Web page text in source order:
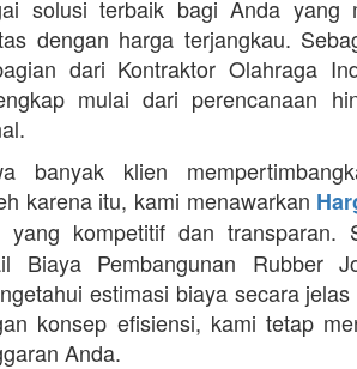
solusi terbaik bagi Anda yang
dengan harga terjangkau.
dari Kontraktor Olahraga
mulai dari perencanaan
banyak klien
karena itu, kami menawarkan
yang kompetitif dan transparan.
Biaya Pembangunan Rubber
estimasi biaya secara
konsep efisiensi, kami tetap
Anda.